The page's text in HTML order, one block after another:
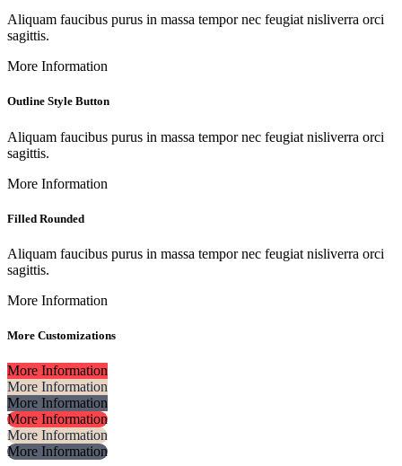
Aliquam faucibus purus in massa tempor nec feugiat nisliverra orci
sagittis.
More Information
Outline Style Button
Aliquam faucibus purus in massa tempor nec feugiat nisliverra orci
sagittis.
More Information
Filled Rounded
Aliquam faucibus purus in massa tempor nec feugiat nisliverra orci
sagittis.
More Information
More Customizations
More Information
More Information
More Information
More Information
More Information
More Information